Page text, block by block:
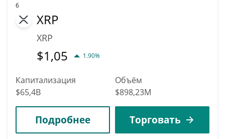
6
XRP
XRP
$1,05 1.90%
Капитализация
$65,4B
Объём
$898,23M
Подробнее Торговать